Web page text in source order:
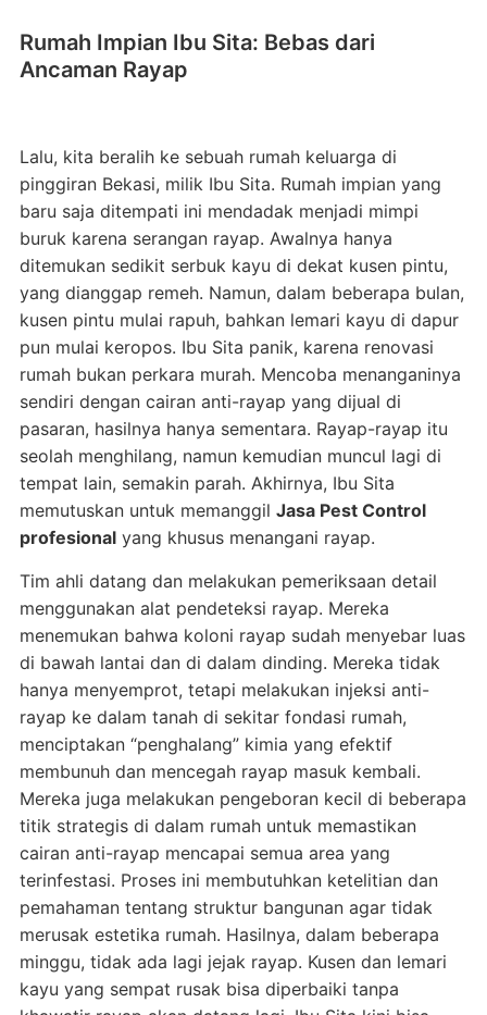
Rumah Impian Ibu Sita: Bebas dari
Ancaman Rayap
Lalu, kita beralih ke sebuah rumah keluarga di
pinggiran Bekasi, milik Ibu Sita. Rumah impian yang
baru saja ditempati ini mendadak menjadi mimpi
buruk karena serangan rayap. Awalnya hanya
ditemukan sedikit serbuk kayu di dekat kusen pintu,
yang dianggap remeh. Namun, dalam beberapa bulan,
kusen pintu mulai rapuh, bahkan lemari kayu di dapur
pun mulai keropos. Ibu Sita panik, karena renovasi
rumah bukan perkara murah. Mencoba menanganinya
sendiri dengan cairan anti-rayap yang dijual di
pasaran, hasilnya hanya sementara. Rayap-rayap itu
seolah menghilang, namun kemudian muncul lagi di
tempat lain, semakin parah. Akhirnya, Ibu Sita
memutuskan untuk memanggil Jasa Pest Control
profesionalyang khusus menangani rayap.
Tim ahli datang dan melakukan pemeriksaan detail
menggunakan alat pendeteksi rayap. Mereka
menemukan bahwa koloni rayap sudah menyebar luas
di bawah lantai dan di dalam dinding. Mereka tidak
hanya menyemprot, tetapi melakukan injeksi anti-
rayap ke dalam tanah di sekitar fondasi rumah,
menciptakan “penghalang” kimia yang efektif
membunuh dan mencegah rayap masuk kembali.
Mereka juga melakukan pengeboran kecil di beberapa
titik strategis di dalam rumah untuk memastikan
cairan anti-rayap mencapai semua area yang
terinfestasi. Proses ini membutuhkan ketelitian dan
pemahaman tentang struktur bangunan agar tidak
merusak estetika rumah. Hasilnya, dalam beberapa
minggu, tidak ada lagi jejak rayap. Kusen dan lemari
kayu yang sempat rusak bisa diperbaiki tanpa